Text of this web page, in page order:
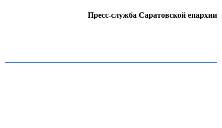
Пресс-служба Саратовской епархии